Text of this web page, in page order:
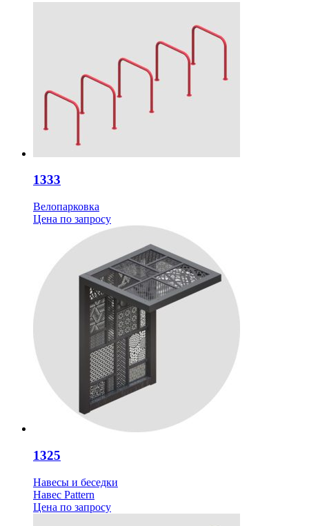
1333
Велопарковка
Цена по запросу
1325
Навесы и беседки
Навес Pattern
Цена по запросу